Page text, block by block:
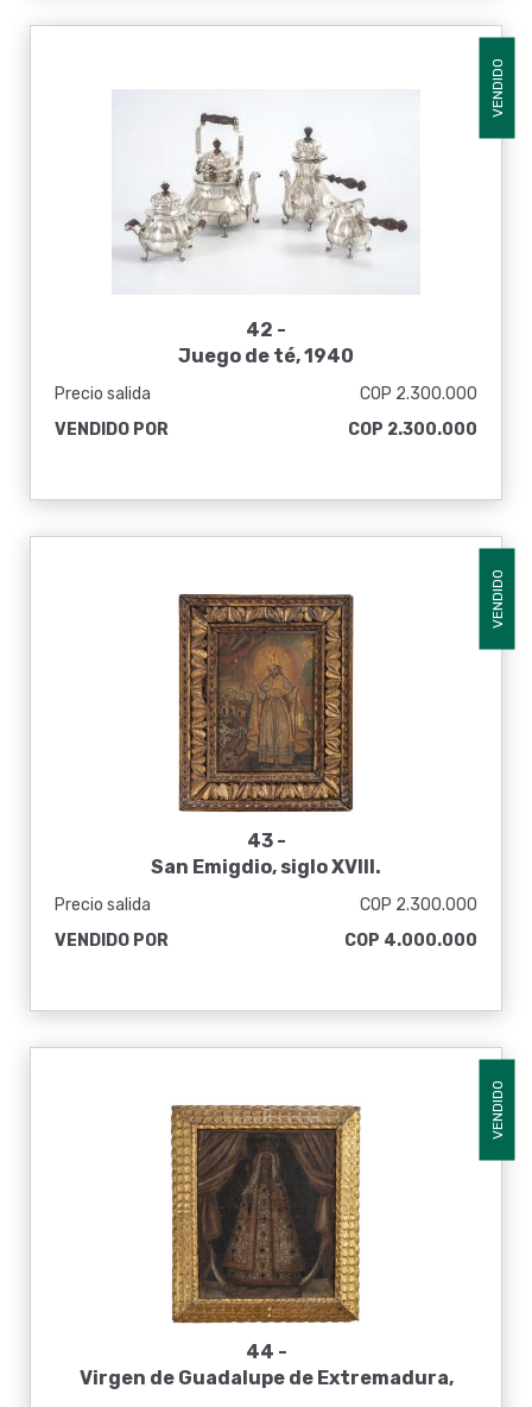
VENDIDO
42 -
Juego de té, 1940
Precio salida
COP 2.300.000
VENDIDO POR
COP 2.300.000
VENDIDO
43 -
San Emigdio, siglo XVIII.
Precio salida
COP 2.300.000
VENDIDO POR
COP 4.000.000
VENDIDO
44 -
Virgen de Guadalupe de Extremadura,